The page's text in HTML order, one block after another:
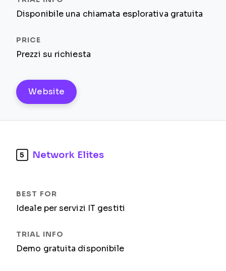
Disponibile una chiamata esplorativa gratuita
Prezzi su richiesta
Website
5 Network Elites
Ideale per servizi IT gestiti
Demo gratuita disponibile